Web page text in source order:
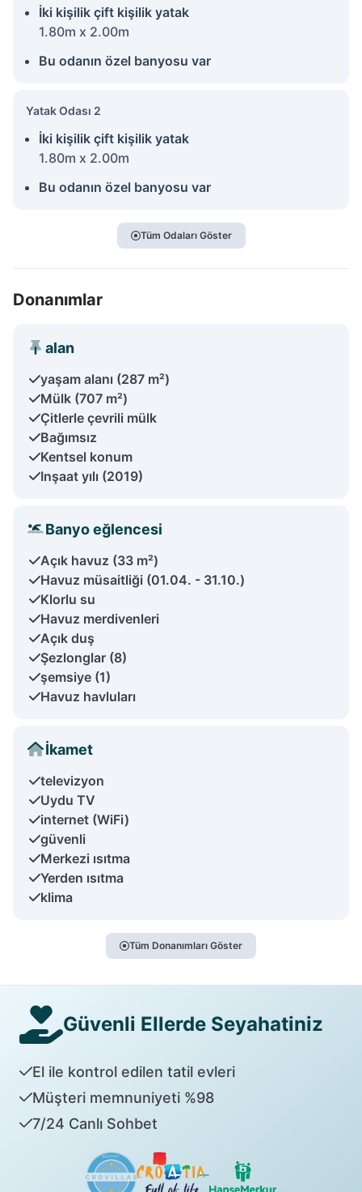
İki kişilik çift kişilik yatak
1.80m x 2.00m
Bu odanın özel banyosu var
Yatak Odası 2
İki kişilik çift kişilik yatak
1.80m x 2.00m
Bu odanın özel banyosu var
Tüm Odaları Göster
Donanımlar
alan
yaşam alanı (287 m²)
Mülk (707 m²)
Çitlerle çevrili mülk
Bağımsız
Kentsel konum
Inşaat yılı (2019)
Banyo eğlencesi
Açık havuz (33 m²)
Havuz müsaitliği (01.04. - 31.10.)
Klorlu su
Havuz merdivenleri
Açık duş
Şezlonglar (8)
şemsiye (1)
Havuz havluları
İkamet
televizyon
Uydu TV
internet (WiFi)
güvenli
Merkezi ısıtma
Yerden ısıtma
klima
Tüm Donanımları Göster
Güvenli Ellerde Seyahatiniz
El ile kontrol edilen tatil evleri
Müşteri memnuniyeti %98
7/24 Canlı Sohbet